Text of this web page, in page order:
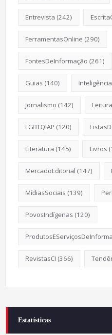
Entrevista (242)
FerramentasOnline (290)
FontesDeInformação (261)
Guias (140)
Jornalismo (142) Leitura
LGBTQIAP (120)
Literatura (145) Livros
MercadoEditorial (147)
MídiasSociais (139)
PovosIndígenas (120)
RevistasCI (366)
Estatísticas